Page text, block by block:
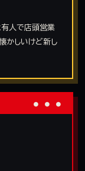
人で店頭営業
かしいけど新し
● ● ●